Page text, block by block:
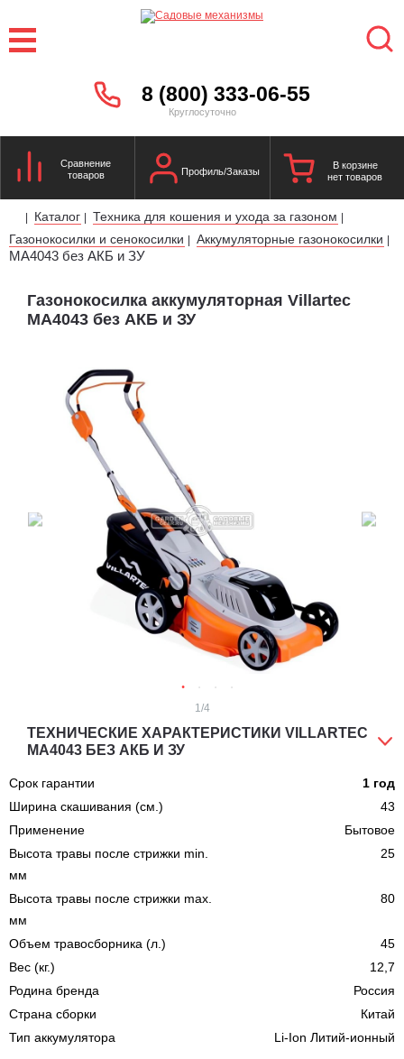
8 (800) 333-06-55
Круглосуточно
Сравнение
товаров
Профиль/Заказы
В корзине
нет товаров
| Каталог | Техника для кошения и ухода за газоном |
Газонокосилки и сенокосилки | Аккумуляторные газонокосилки |
MA4043 без АКБ и ЗУ
Газонокосилка аккумуляторная Villartec
MA4043 без АКБ и ЗУ
1 /4
ТЕХНИЧЕСКИЕ ХАРАКТЕРИСТИКИ VILLARTEC
MA4043 БЕЗ АКБ И ЗУ
Срок гарантии
1 год
Ширина скашивания (см.)
43
Применение
Бытовое
Высота травы после стрижки min.
мм
25
Высота травы после стрижки max.
мм
80
Объем травосборника (л.)
45
Вес (кг.)
12,7
Родина бренда
Россия
Страна сборки
Китай
Тип аккумулятора
Li-Ion Литий-ионный